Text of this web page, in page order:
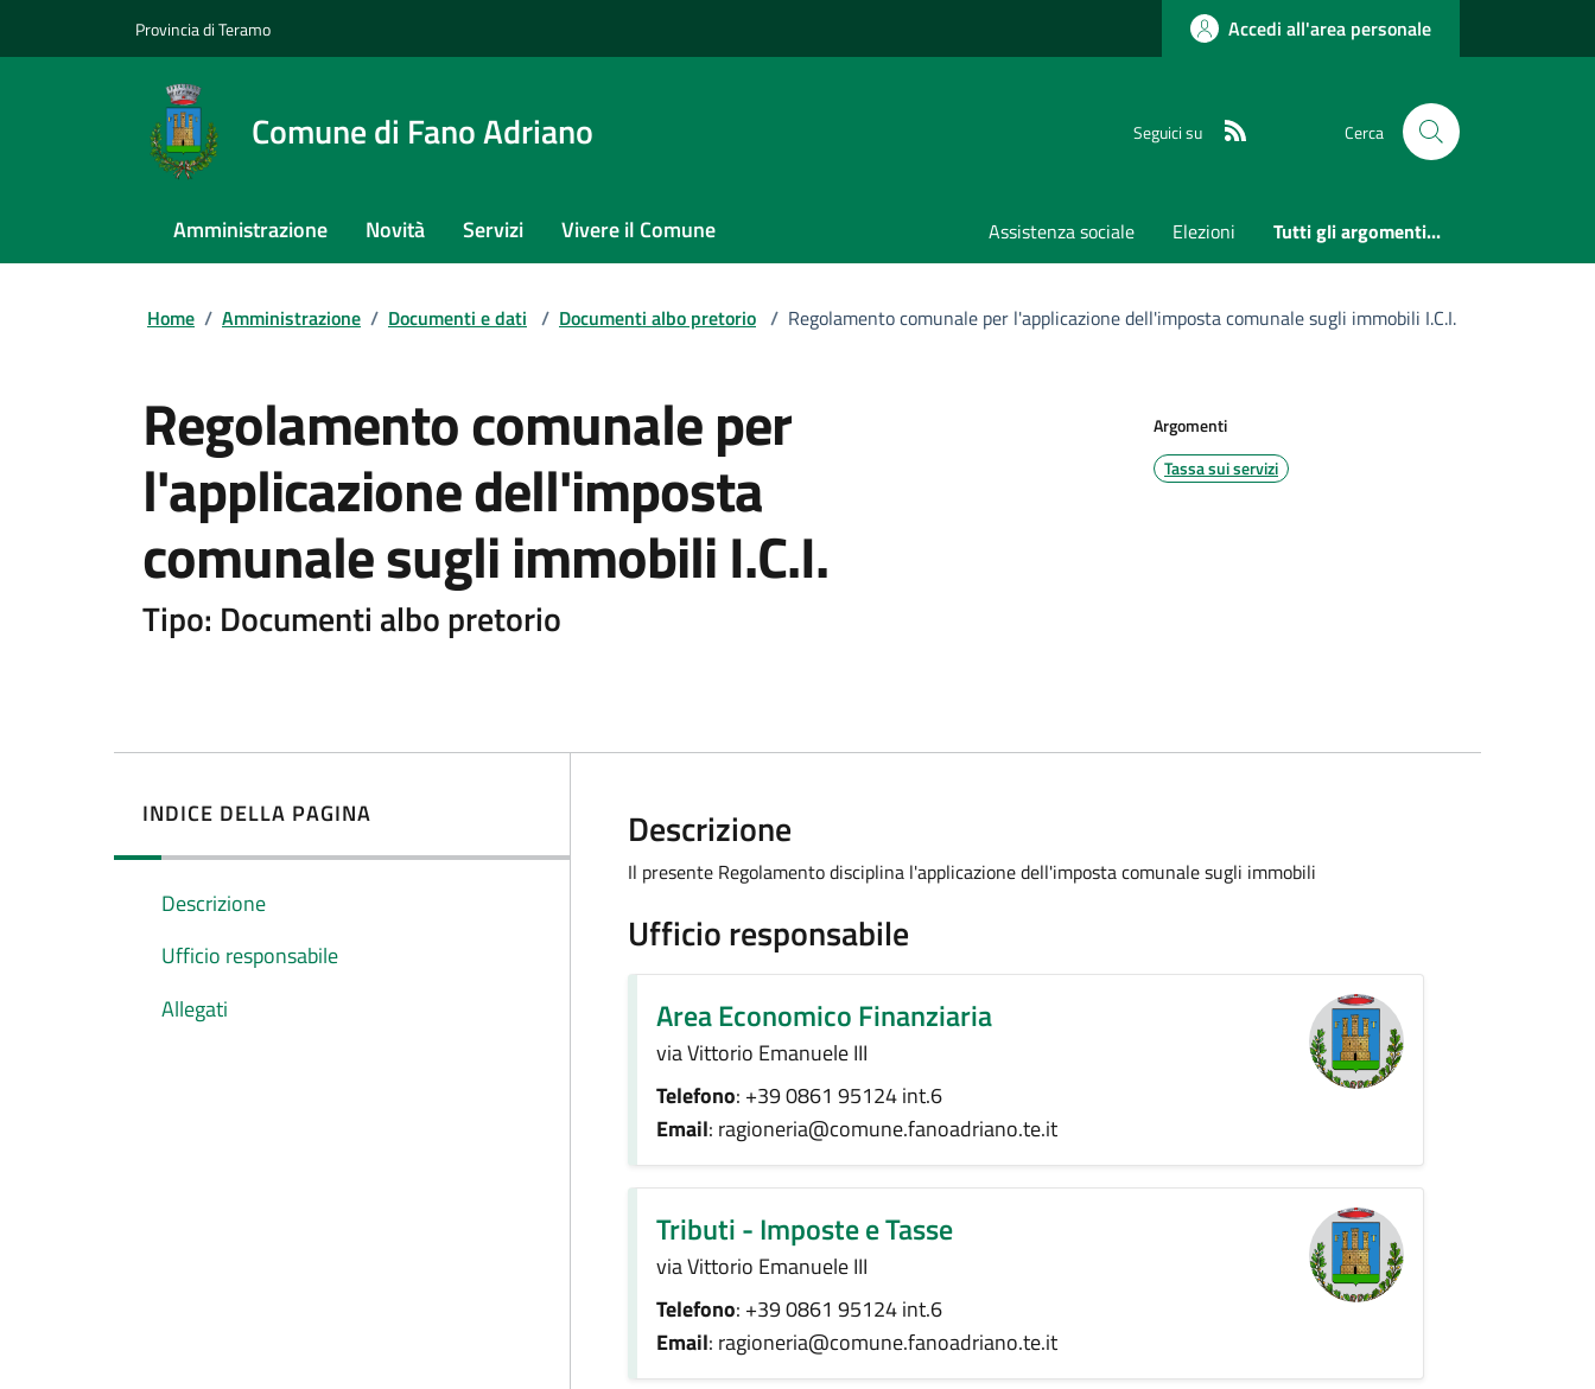
Provincia di Teramo Accedi all'area personale
Comune di Fano Adriano Seguici su Cerca
Amministrazione Novità Servizi Vivere il Comune Assistenza sociale Elezioni Tutti gli argomenti...
Home / Amministrazione / Documenti e dati / Documenti albo pretorio / Regolamento comunale per l'applicazione dell'imposta comunale sugli immobili I.C.I.
Regolamento comunale per
l'applicazione dell'imposta
comunale sugli immobili I.C.I.
Tipo: Documenti albo pretorio
Argomenti
Tassa sui servizi
INDICE DELLA PAGINA
Descrizione
Ufficio responsabile
Allegati
Descrizione
Il presente Regolamento disciplina l'applicazione dell'imposta comunale sugli immobili
Ufficio responsabile
Area Economico Finanziaria
via Vittorio Emanuele III
Telefono: +39 0861 95124 int.6
Email: ragioneria@comune.fanoadriano.te.it
Tributi - Imposte e Tasse
via Vittorio Emanuele III
Telefono: +39 0861 95124 int.6
Email: ragioneria@comune.fanoadriano.te.it